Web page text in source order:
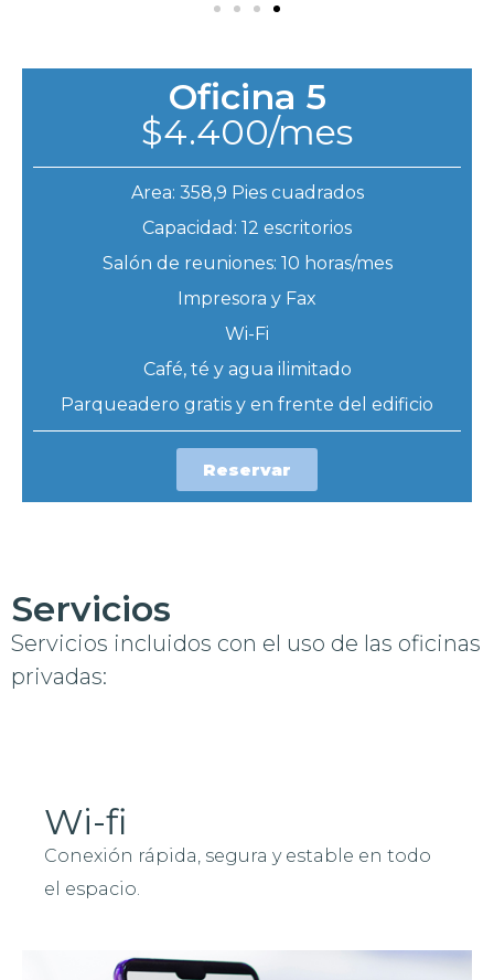
Oficina 5
$4.400/mes
Area: 358,9 Pies cuadrados
Capacidad: 12 escritorios
Salón de reuniones: 10 horas/mes
Impresora y Fax
Wi-Fi
Café, té y agua ilimitado
Parqueadero gratis y en frente del edificio
Reservar
Servicios
Servicios incluidos con el uso de las oficinas
privadas:
Wi-fi
Conexión rápida, segura y estable en todo
el espacio.